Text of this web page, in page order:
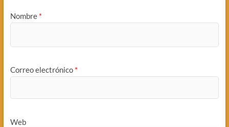
Nombre *
Correo electrónico *
Web